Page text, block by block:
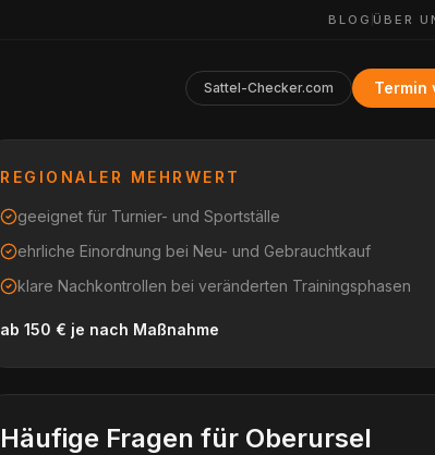
BLOG ÜBER
Sattel-Checker.com Termin
REGIONALER MEHRWERT
geeignet für Turnier- und Sportställe
ehrliche Einordnung bei Neu- und Gebrauchtkauf
klare Nachkontrollen bei veränderten Trainingsphasen
ab 150 € je nach Maßnahme
Häufige Fragen für Oberursel